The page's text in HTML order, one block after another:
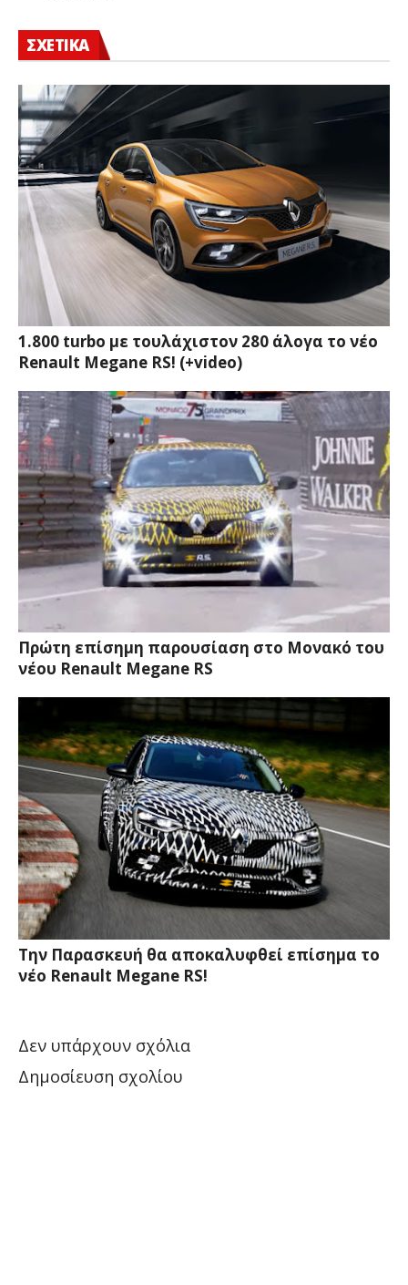
ΣΧΕΤΙΚΑ
1.800 turbo με τουλάχιστον 280 άλογα το νέο
Renault Megane RS! (+video)
Πρώτη επίσημη παρουσίαση στο Μονακό του
νέου Renault Megane RS
Την Παρασκευή θα αποκαλυφθεί επίσημα το
νέο Renault Megane RS!
Δεν υπάρχουν σχόλια
Δημοσίευση σχολίου